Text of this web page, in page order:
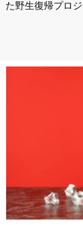
た野生復帰プロ
「野生に鳥を戻
出来事は、1種